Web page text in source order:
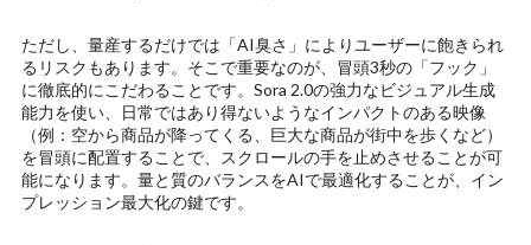
ただし、量産するだけでは「AI臭さ」によりユーザーに飽きられ
るリスクもあります。そこで重要なのが、冒頭3秒の「フック」
に徹底的にこだわることです。Sora 2.0の強力なビジュアル生成
能力を使い、日常ではあり得ないようなインパクトのある映像
（例：空から商品が降ってくる、巨大な商品が街中を歩くなど）
を冒頭に配置することで、スクロールの手を止めさせることが可
能になります。量と質のバランスをAIで最適化することが、イン
プレッション最大化の鍵です。